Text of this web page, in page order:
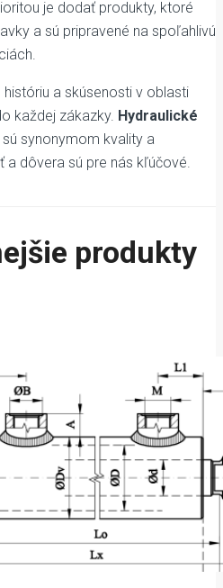
je dodať produkty, ktoré
a sú pripravené na spoľahlivú
históriu a skúsenosti v oblasti
každej zákazky. Hydraulické
sú synonymom kvality a
dôvera sú pre nás kľúčové.
produkty